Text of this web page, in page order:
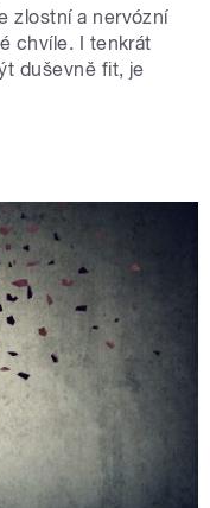
zlostní a nervózní
chvíle. I tenkrát
duševně fit, je